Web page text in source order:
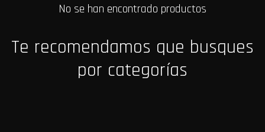
No se han encontrado productos
Te recomendamos que busques
por categorías